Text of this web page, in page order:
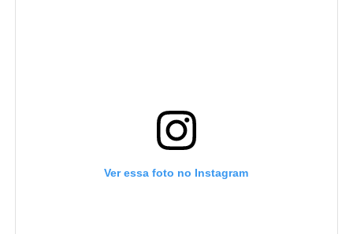
Ver essa foto no Instagram